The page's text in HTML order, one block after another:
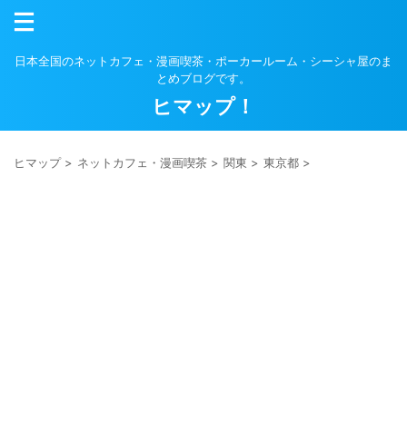
日本全国のネットカフェ・漫画喫茶・ポーカールーム・シーシャ屋のま
とめブログです。
ヒマップ！
ヒマップ> ネットカフェ・漫画喫茶 > 関東 > 東京都 >